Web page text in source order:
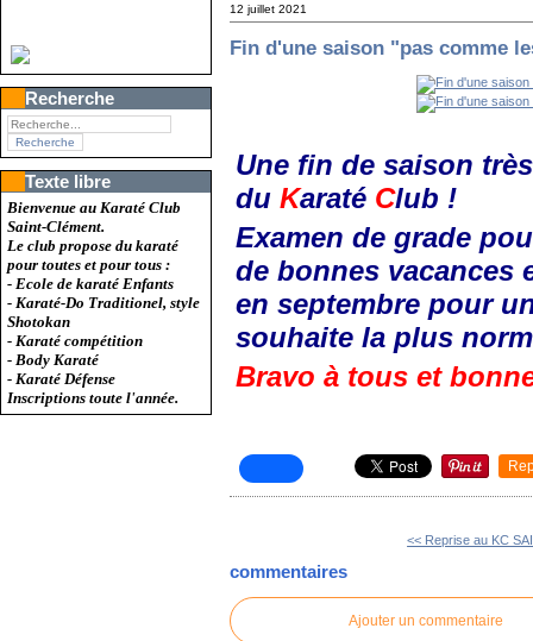
Recherche
Texte libre
Bienvenue au Karaté Club
Saint-Clément.
Le club propose du karaté
pour toutes et pour tous :
- Ecole de karaté Enfants
- Karaté-Do Traditionel, style
Shotokan
- Karaté compétition
- Body Karaté
- Karaté Défense
Inscriptions toute l'année.
12 juillet 2021
Fin d'une saison "pas comme
Une fin de saison
duKaraté Club !
Examen de grade
de bonnes vacances
en septembre pour
souhaite la plus
Bravo à tous et
<< Reprise au KC
commentaires
Ajouter un commentaire